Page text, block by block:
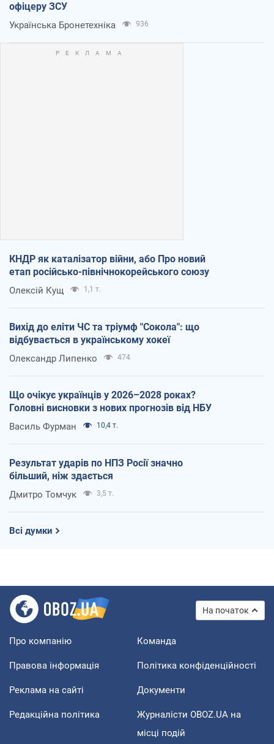
офіцеру ЗСУ
Українська Бронетехніка 936
КНДР як каталізатор війни, або Про новий
етап російсько-північнокорейського союзу
Олексій Кущ 1,1 т.
Вихід до еліти ЧС та тріумф "Сокола": що
відбувається в українському хокеї
Олександр Липенко 474
Що очікує українців у 2026–2028 роках?
Головні висновки з нових прогнозів від НБУ
Василь Фурман 10,4 т.
Результат ударів по НПЗ Росії значно
більший, ніж здається
Дмитро Томчук 3,5 т.
Всі думки
На початок
Про компанію Команда
Правова інформація Політика конфіденційності
Реклама на сайті Документи
Редакційна політика
Журналісти OBOZ.UA на
місці подій